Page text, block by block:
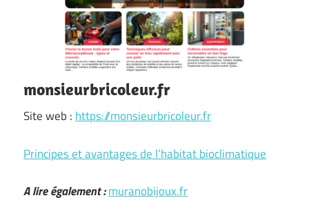
monsieurbricoleur.fr
Site web : https://monsieurbricoleur.fr
Principes et avantages de l’habitat bioclimatique
A lire également :muranobijoux.fr